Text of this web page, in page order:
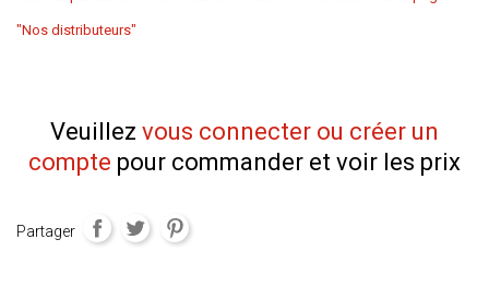
"Nos distributeurs"
Veuillez vous connecter ou créer un
compte pour commander et voir les prix
Partager